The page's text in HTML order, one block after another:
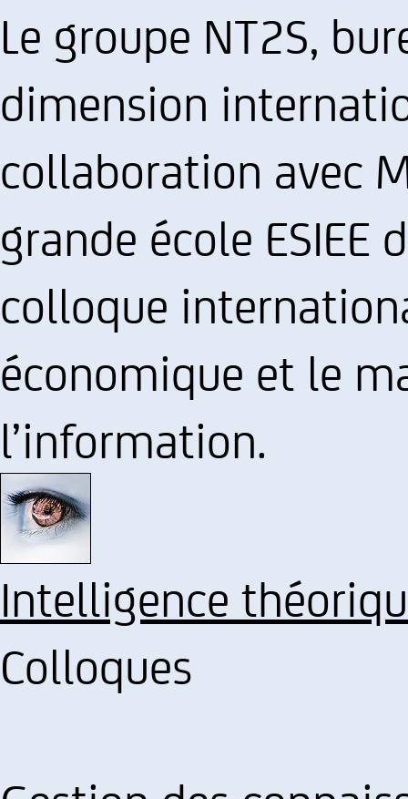
Le groupe NT2S,
dimension
collaboration avec
grande école ESIEE
colloque
économique et le
l’information.
Intelligence
Colloques